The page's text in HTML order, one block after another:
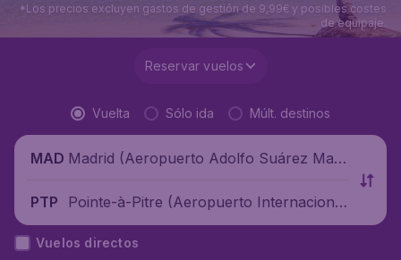
*Los precios excluyen gastos de gestión de 9,99€ y posibles costes
de equipaje.
Reservar vuelos
Vuelta Sólo ida Múlt. destinos
MAD Madrid (Aeropuerto Adolfo Suárez Madr
PTP
Pointe-à-Pitre (Aeropuerto Internacional
de Pointe-à-Pitre), Guadalupe
Vuelos directos